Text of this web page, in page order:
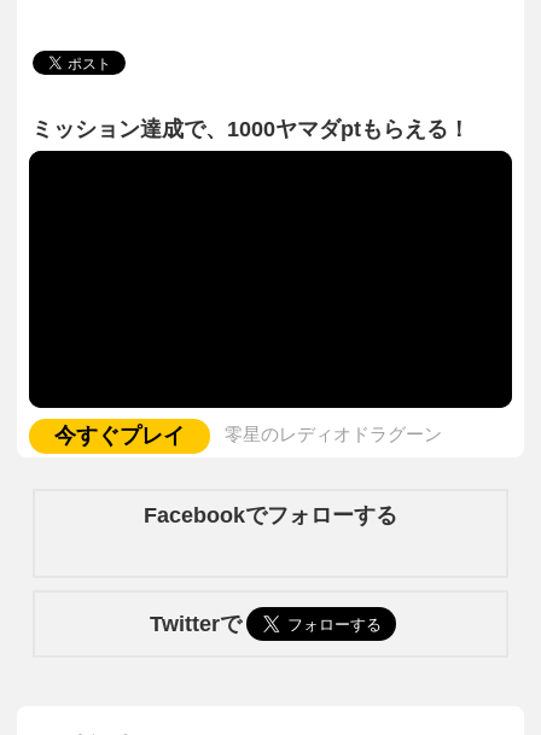
ミッション達成で、1000ヤマダptもらえる！
今すぐプレイ 零星のレディオドラグーン
Facebookでフォローする
Twitterで